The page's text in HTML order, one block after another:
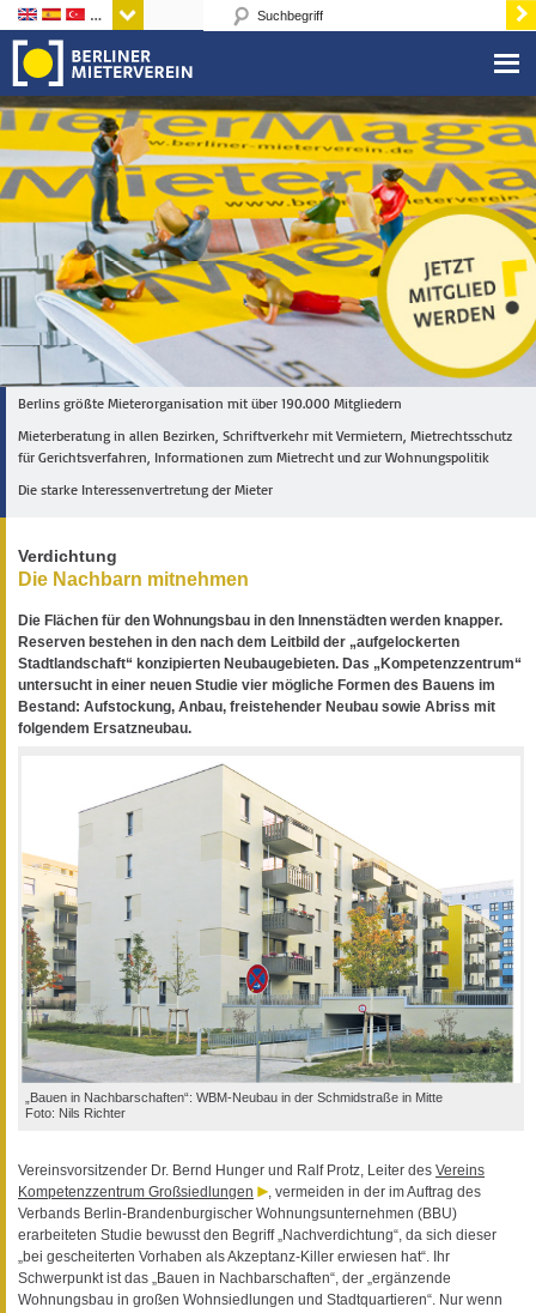
Sprachen
Berlins größte Mieterorganisation mit über 190.000 Mitgliedern
Mieterberatung in allen Bezirken, Schriftverkehr mit Vermietern, Mietrechtsschutz
für Gerichtsverfahren, Informationen zum Mietrecht und zur Wohnungspolitik
Die starke Interessenvertretung der Mieter
Verdichtung
Die Nachbarn mitnehmen
Die Flächen für den Wohnungsbau in den Innenstädten werden knapper.
Reserven bestehen in den nach dem Leitbild der „aufgelockerten
Stadtlandschaft“ konzipierten Neubaugebieten. Das „Kompetenzzentrum“
untersucht in einer neuen Studie vier mögliche Formen des Bauens im
Bestand: Aufstockung, Anbau, freistehender Neubau sowie Abriss mit
folgendem Ersatzneubau.
„Bauen in Nachbarschaften“: WBM-Neubau in der Schmidstraße in Mitte
Foto: Nils Richter
Vereinsvorsitzender Dr. Bernd Hunger und Ralf Protz, Leiter des Vereins
Kompetenzzentrum Großsiedlungen
, vermeiden in der im Auftrag des
Verbands Berlin-Brandenburgischer Wohnungsunternehmen (BBU)
erarbeiteten Studie bewusst den Begriff „Nachverdichtung“, da sich dieser
„bei gescheiterten Vorhaben als Akzeptanz-Killer erwiesen hat“. Ihr
Schwerpunkt ist das „Bauen in Nachbarschaften“, der „ergänzende
Wohnungsbau in großen Wohnsiedlungen und Stadtquartieren“. Nur wenn